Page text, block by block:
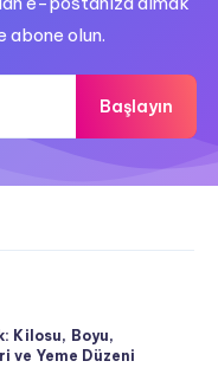
olun.
Başlayın
Kilosu, Boyu,
ve Yeme Düzeni